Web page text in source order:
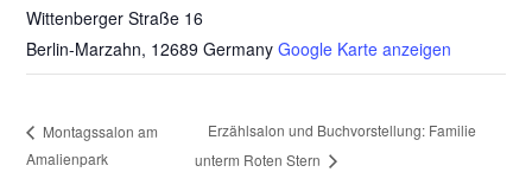
Wittenberger Straße 16
Berlin-Marzahn, 12689 Germany Google Karte anzeigen
Montagssalon am
Amalienpark
Erzählsalon und Buchvorstellung: Familie
unterm Roten Stern